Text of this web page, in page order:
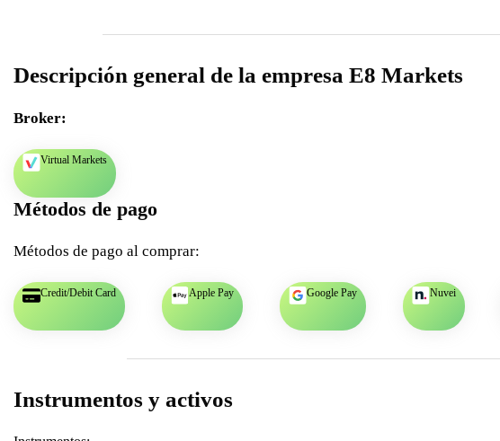
Descripción general de la empresa E8 Markets
Broker:
Virtual Markets
Métodos de pago
Métodos de pago al comprar:
Credit/Debit Card Apple Pay Google Pay Nuvei
Instrumentos y activos